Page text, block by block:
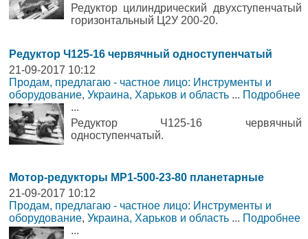
Редуктор цилиндрический двухступенчатый
горизонтальный Ц2У 200-20.
Редуктор Ч125-16 червячный одноступенчатый
21-09-2017 10:12
Продам, предлагаю - частное лицо: Инструменты и
оборудование, Украина, Харьков и область ... Подробнее
...
Редуктор Ч125-16 червячный
одноступенчатый.
Мотор-редукторы МР1-500-23-80 планетарные
21-09-2017 10:12
Продам, предлагаю - частное лицо: Инструменты и
оборудование, Украина, Харьков и область ... Подробнее
...